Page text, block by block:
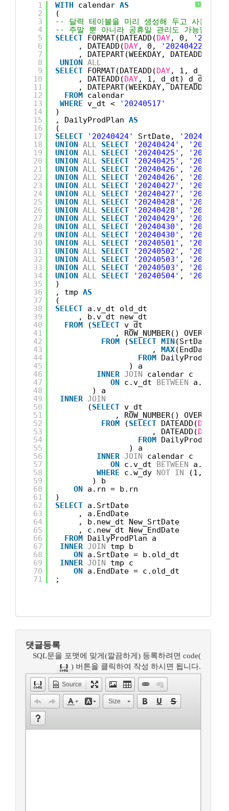
?
1
2
3
4
5
6
7
8
9
10
11
12
13
14
15
16
17
18
19
20
21
22
23
24
25
26
27
28
29
30
31
32
33
34
35
36
37
38
39
40
41
42
43
44
45
46
47
48
49
50
51
52
53
54
55
56
57
58
59
60
61
62
63
64
65
66
67
68
69
70
71
WITH calendar AS
(
-- 달력 테이블을 미리 생성해 두고 사용하시
-- 주말 뿐 아니라 공휴일 관리도 가능합니다.
SELECT FORMAT(DATEADD(DAY, 0,
, DATEADD(DAY, 0, '20240422'
, DATEPART(WEEKDAY, DATEADD(
UNION ALL
SELECT FORMAT(DATEADD(DAY, 1, d_dt),
, DATEADD(DAY, 1, d_dt) d_dt
, DATEPART(WEEKDAY, DATEADD(
FROM calendar
WHERE v_dt <
'20240517'
)
, DailyProdPlan AS
(
SELECT
'20240424' SrtDate,
'20240424'
UNION ALL SELECT '20240424' ,
UNION ALL SELECT '20240425' ,
UNION ALL SELECT '20240425' ,
UNION ALL SELECT '20240426' ,
UNION ALL SELECT '20240426' ,
UNION ALL SELECT '20240427' ,
UNION ALL SELECT '20240427' ,
UNION ALL SELECT '20240428' ,
UNION ALL SELECT '20240428' ,
UNION ALL SELECT '20240429' ,
UNION ALL SELECT '20240430' ,
UNION ALL SELECT '20240430' ,
UNION ALL SELECT '20240501' ,
UNION ALL SELECT '20240502' ,
UNION ALL SELECT '20240503' ,
UNION ALL SELECT '20240503' ,
UNION ALL SELECT '20240504' ,
)
, tmp AS
(
SELECT a.v_dt old_dt
, b.v_dt new_dt
FROM
(SELECT v_dt
, ROW_NUMBER() OVER(
FROM
(SELECT MIN(SrtDate)
, MAX(EndDate)
FROM DailyProdPlan
) a
INNER JOIN
calendar c
ON c.v_dt BETWEEN
) a
INNER JOIN
(SELECT v_dt
, ROW_NUMBER() OVER(
FROM
(SELECT DATEADD(DAY
, DATEADD(DAY
FROM DailyProdPlan
) a
INNER JOIN
calendar c
ON c.v_dt BETWEEN
WHERE
c.w_dy NOT IN
(1, 7)
) b
ON a.rn = b.rn
)
SELECT a.SrtDate
, a.EndDate
, b.new_dt New_SrtDate
, c.new_dt New_EndDate
FROM DailyProdPlan a
INNER JOIN
tmp b
ON a.SrtDate = b.old_dt
INNER JOIN
tmp c
ON a.EndDate = c.old_dt
;
댓글등록
SQL문을 포맷에 맞게(깔끔하게) 등록하려면 code(
) 버튼을 클릭하여 작성 하시면 됩니다.
Source
Size